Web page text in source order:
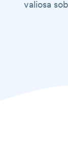
valiosa